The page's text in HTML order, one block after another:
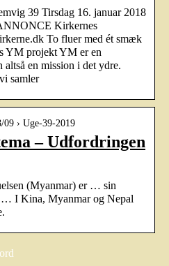
39 Tirsdag 16. januar 2018
Kirkernes
To fluer med ét smæk
YM projekt YM er en
en mission i det ydre.
samler
› Uge-39-2019
– Udfordringen
(Myanmar) er … sin
I Kina, Myanmar og Nepal